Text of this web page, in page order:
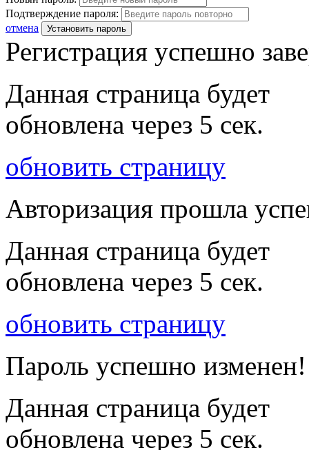
Подтверждение пароля:
отмена
Установить пароль
Регистрация успешно
Данная страница будет
обновлена через 5 сек.
обновить страницу
Авторизация прошла
Данная страница будет
обновлена через 5 сек.
обновить страницу
Пароль успешно изменен!
Данная страница будет
обновлена через 5 сек.